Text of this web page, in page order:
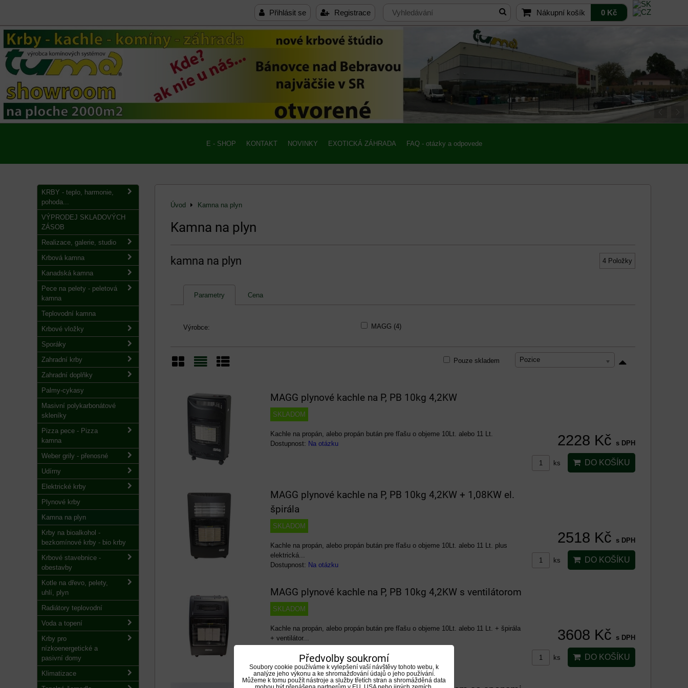
Přihlásit se Registrace Nákupní košík 0 Kč
E - SHOP KONTAKT NOVINKY EXOTICKÁ ZÁHRADA FAQ - otázky a odpovede
Úvod Kamna na plyn
Kamna na plyn
kamna na plyn 4 Položky
Parametry Cena
Výrobce: MAGG (4)
Pozice
Pouze skladem
MAGG plynové kachle na P, PB 10kg 4,2KW
SKLADOM
Kachle na propán, alebo propán bután pre fľašu o objeme 10Lt. alebo 11 Lt.
Dostupnost: Na otázku 2228 Kč s DPH
ks DO KOŠÍKU
MAGG plynové kachle na P, PB 10kg 4,2KW + 1,08KW el.
špirála
SKLADOM
Kachle na propán, alebo propán bután pre fľašu o objeme 10Lt. alebo 11 Lt. plus
elektrická...
Dostupnost: Na otázku
2518 Kč s DPH
ks DO KOŠÍKU
MAGG plynové kachle na P, PB 10kg 4,2KW s ventilátorom
SKLADOM
Kachle na propán, alebo propán bután pre fľašu o objeme 10Lt. alebo 11 Lt. + špirála
+ ventilátor...
3608 Kč s DPH
ks DO KOŠÍKU
KRBY - teplo, harmonie,
pohoda...
VÝPRODEJ SKLADOVÝCH
ZÁSOB
Realizace, galerie, studio
Krbová kamna
Kanadská kamna
Pece na pelety - peletová
kamna
Teplovodní kamna
Krbové vložky
Sporáky
Zahradní krby
Zahradní doplňky
Palmy-cykasy
Masivní polykarbonátové
skleníky
Pizza pece - Pizza
kamna
Weber grily - přenosné
Udírny
Elektrické krby
Plynové krby
Kamna na plyn
Krby na bioalkohol -
bezkomínové krby - bio krby
Krbové stavebnice -
obestavby
Kotle na dřevo, pelety,
uhlí, plyn
Radiátory teplovodní
Voda a topení
Krby pro
nízkoenergetické a
pasivní domy
Klimatizace
Předvolby soukromí
Soubory cookie používáme k vylepšení vaší návštěvy tohoto webu, k
analýze jeho výkonu a ke shromažďování údajů o jeho používání.
Můžeme k tomu použít nástroje a služby třetích stran a shromážděná data